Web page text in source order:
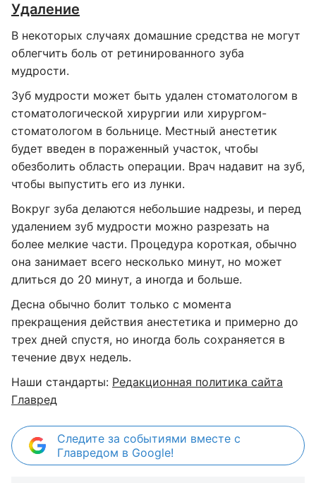
Удаление
В некоторых случаях домашние средства не могут
облегчить боль от ретинированного зуба
мудрости.
Зуб мудрости может быть удален стоматологом в
стоматологической хирургии или хирургом-
стоматологом в больнице. Местный анестетик
будет введен в пораженный участок, чтобы
обезболить область операции. Врач надавит на зуб,
чтобы выпустить его из лунки.
Вокруг зуба делаются небольшие надрезы, и перед
удалением зуб мудрости можно разрезать на
более мелкие части. Процедура короткая, обычно
она занимает всего несколько минут, но может
длиться до 20 минут, а иногда и больше.
Десна обычно болит только с момента
прекращения действия анестетика и примерно до
трех дней спустя, но иногда боль сохраняется в
течение двух недель.
Наши стандарты: Редакционная политика сайта
Главред
Следите за событиями вместе с
Главредом в Google!